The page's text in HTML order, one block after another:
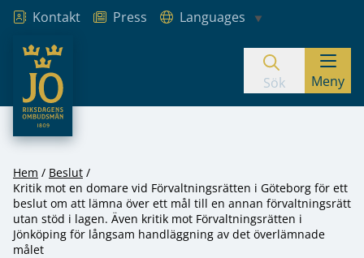
Hoppa till innehåll
Kontakt Press
Languages
JO – Riksdagens Ombudsmän
Sök Meny
Hem
Beslut
Kritik mot en domare vid Förvaltningsrätten i Göteborg för ett
beslut om att lämna över ett mål till en annan förvaltningsrätt
utan stöd i lagen. Även kritik mot Förvaltningsrätten i
Jönköping för långsam handläggning av det överlämnade
målet